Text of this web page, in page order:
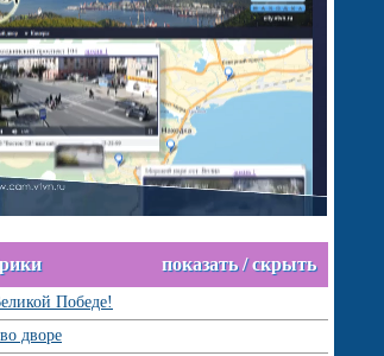
показать / скрыть
Победе!
дворе